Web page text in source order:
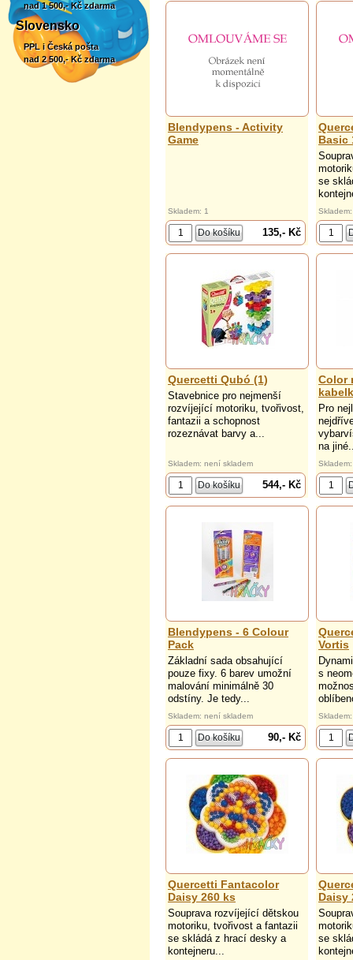
nad 1 500,- Kč zdarma
Slovensko
PPL i Česká pošta
nad 2 500,- Kč zdarma
Blendypens - Activity
Game
Skladem: 1
135,- Kč
Basic
se
Quercetti Qubó (1)
Stavebnice pro nejmenší
rozvíjející motoriku, tvořivost,
fantazii a schopnost
rozeznávat barvy a...
Skladem: není skladem
544,- Kč
Color
Pro
na
Blendypens - 6 Colour
Pack
Základní sada obsahující
pouze fixy. 6 barev umožní
malování minimálně 30
odstíny. Je tedy...
Skladem: není skladem
90,- Kč
Vortis
s
Quercetti Fantacolor
Daisy 260 ks
Souprava rozvíjející dětskou
motoriku, tvořivost a fantazii
se skládá z hrací desky a
kontejneru...
Daisy
se